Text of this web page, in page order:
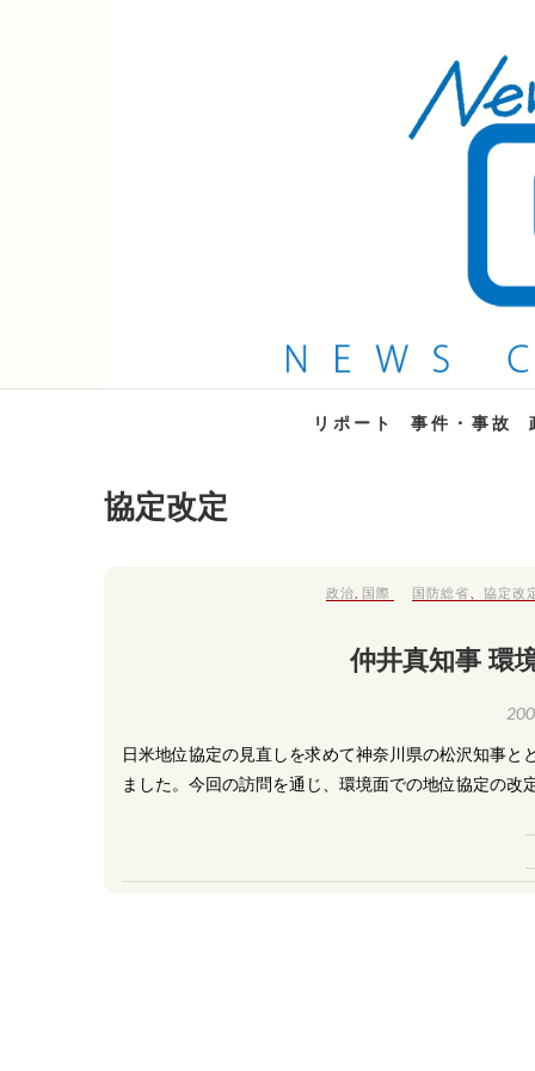
QAB NEWS
キャッチー 月曜〜金曜 午後6時15分放送
リポート 事件・事故
協定改定
政治 国際 国防総省 、協定改
仲井真知事 環
日米地位協定の見直しを求めて神奈川県の松沢知事
ました。今回の訪問を通じ、環境面での地位協定の